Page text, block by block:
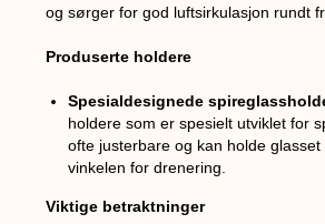
og sørger for god luftsirkulasjon rundt
Produserte holdere
Spesialdesignede
holdere som er spesielt utviklet for
ofte justerbare og kan holde
vinkelen for drenering.
Viktige betraktninger